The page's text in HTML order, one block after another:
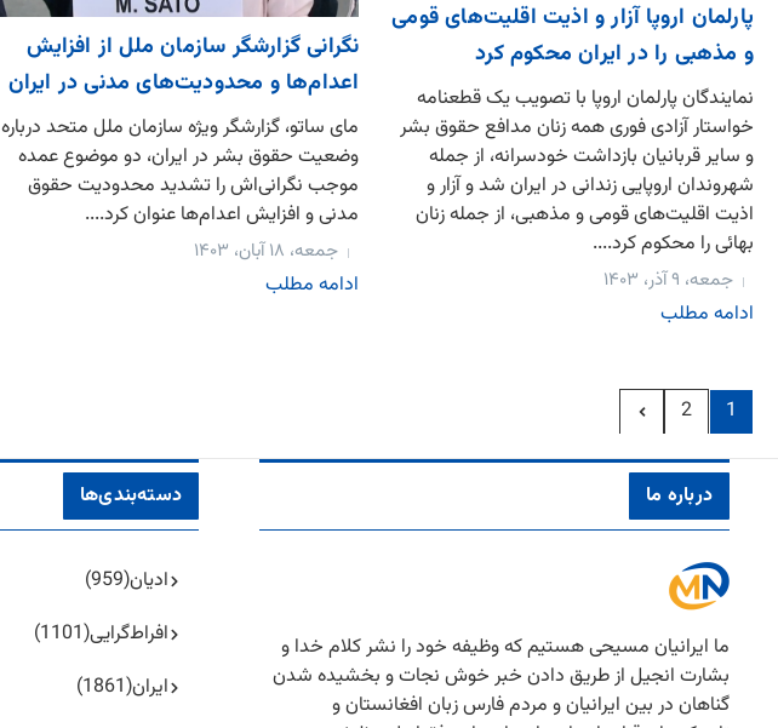
پارلمان اروپا آزار و اذیت اقلیت‌های قومی
و مذهبی را در ایران محکوم کرد
نمایندگان پارلمان اروپا با تصویب یک قطعنامه
خواستار آزادی فوری همه زنان مدافع حقوق بشر
و سایر قربانیان بازداشت خودسرانه، از جمله
شهروندان اروپایی زندانی در ایران شد و آزار و
اذیت اقلیت‌های قومی و مذهبی، از جمله زنان
بهائی را محکوم کرد....
جمعه، ۹ آذر، ۱۴۰۳
ادامه مطلب
نگرانی گزارشگر سازمان ملل از افزایش
اعدام‌ها و محدودیت‌های مدنی در ایران
مای ساتو، گزارشگر ویژه سازمان ملل متحد درباره
وضعیت حقوق بشر در ایران، دو موضوع عمده
موجب نگرانی‌اش را تشدید محدودیت حقوق
مدنی و افزایش اعدام‌ها عنوان کرد....
جمعه، ۱۸ آبان، ۱۴۰۳
ادامه مطلب
1
2
درباره ما
ما ایرانیان مسیحی هستیم كه وظیفه خود را نشر كلام خدا و
بشارت انجیل از طریق دادن خبر خوش نجات و بخشیده شدن
گناهان در بین ایرانیان و مردم فارس زبان افغانستان و
دسته‌بندی‌ها
ادیان(959)
افراط‌گرایی(1101)
ایران(1861)